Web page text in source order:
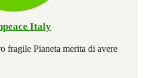
Italy
fragile Pianeta merita di avere